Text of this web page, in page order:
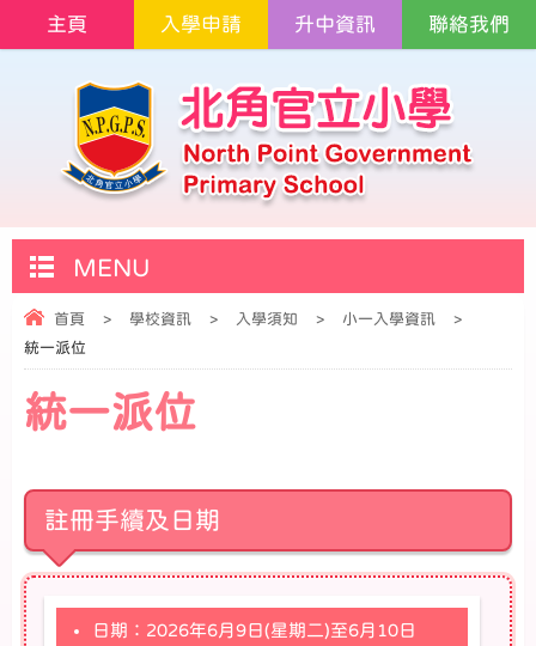
主頁 入學申請 升中資訊 聯絡我們
MENU
首頁 > 學校資訊 > 入學須知 > 小一入學資訊
>
統一派位
統一派位
註冊手續及日期
日期：2026年6月9日(星期二)至6月10日